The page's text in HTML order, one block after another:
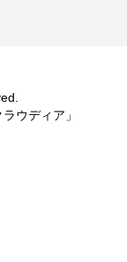
ウディア」